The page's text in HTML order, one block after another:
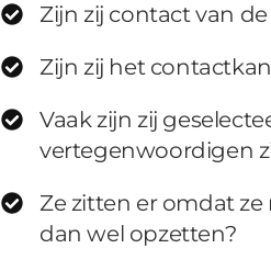
Zijn zij contact van
Zijn zij het
Vaak zijn zij
vertegenwoordigen
Ze zitten er omdat
dan wel opzetten?